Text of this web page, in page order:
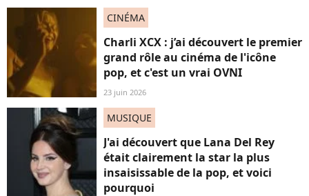
CINÉMA
Charli XCX : j’ai découvert le premier
grand rôle au cinéma de l'icône
pop, et c'est un vrai OVNI
23 juin 2026
MUSIQUE
J'ai découvert que Lana Del Rey
était clairement la star la plus
insaisissable de la pop, et voici
pourquoi